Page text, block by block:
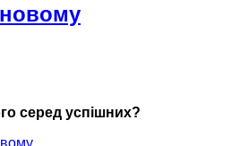
новому
серед успішних?